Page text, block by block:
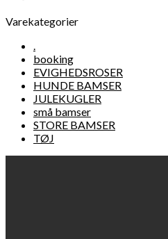
Varekategorier
.
booking
EVIGHEDSROSER
HUNDE BAMSER
JULEKUGLER
små bamser
STORE BAMSER
TØJ